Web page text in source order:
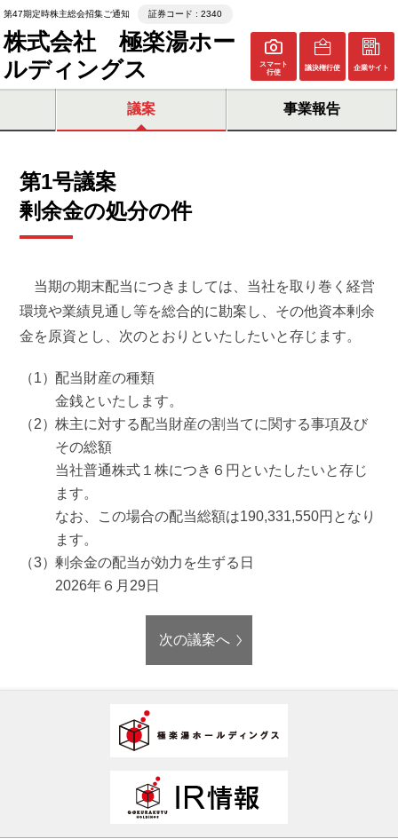
第47期定時株主総会招集ご通知 証券コード : 2340
株式会社 極楽湯ホー
ルディングス
スマート
行使
議決権行使 企業サイト
議案 事業報告
第1号議案
剰余金の処分の件
当期の期末配当につきましては、当社を取り巻く経営
環境や業績見通し等を総合的に勘案し、その他資本剰余
金を原資とし、次のとおりといたしたいと存じます。
配当財産の種類
金銭といたします。
株主に対する配当財産の割当てに関する事項及び
その総額
当社普通株式１株につき６円といたしたいと存じ
ます。
なお、この場合の配当総額は190,331,550円となり
ます。
剰余金の配当が効力を生ずる日
2026年６月29日
次の議案へ